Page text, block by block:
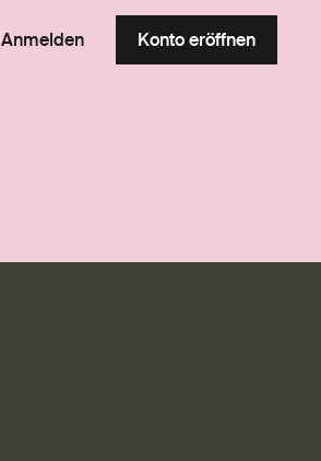
Anmelden Konto eröffnen